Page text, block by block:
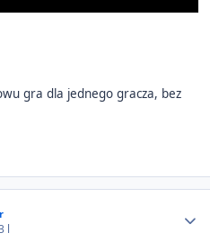
gra dla jednego gracza, bez
l